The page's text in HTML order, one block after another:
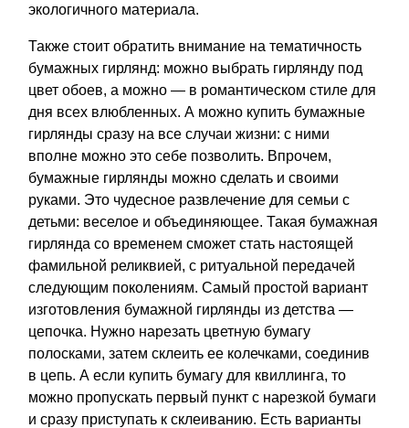
экологичного материала.
Также стоит обратить внимание на тематичность
бумажных гирлянд: можно выбрать гирлянду под
цвет обоев, а можно — в романтическом стиле для
дня всех влюбленных. А можно купить бумажные
гирлянды сразу на все случаи жизни: с ними
вполне можно это себе позволить. Впрочем,
бумажные гирлянды можно сделать и своими
руками. Это чудесное развлечение для семьи с
детьми: веселое и объединяющее. Такая бумажная
гирлянда со временем сможет стать настоящей
фамильной реликвией, с ритуальной передачей
следующим поколениям. Самый простой вариант
изготовления бумажной гирлянды из детства —
цепочка. Нужно нарезать цветную бумагу
полосками, затем склеить ее колечками, соединив
в цепь. А если купить бумагу для квиллинга, то
можно пропускать первый пункт с нарезкой бумаги
и сразу приступать к склеиванию. Есть варианты